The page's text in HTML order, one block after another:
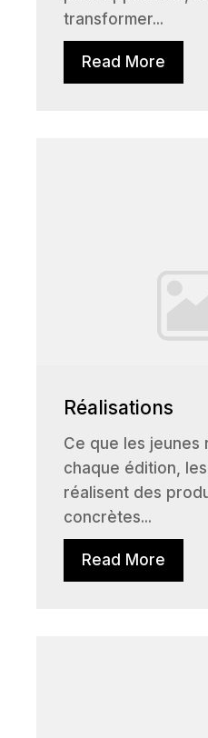
transformer...
Read More
Réalisations
Ce que les jeunes
chaque édition,
réalisent des
concrètes...
Read More